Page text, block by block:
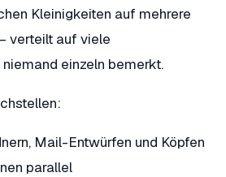
Kleinigkeiten auf mehrere
verteilt auf viele
einzeln bemerkt.
Mail-Entwürfen und Köpfen
parallel